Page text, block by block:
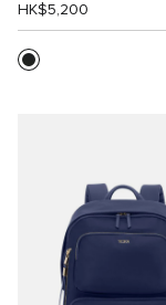
HK$5,200